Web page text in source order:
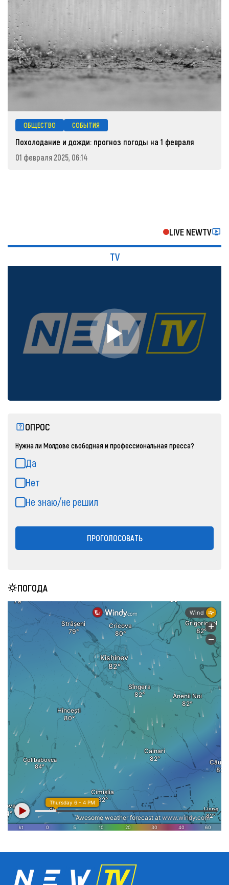
ОБЩЕСТВО СОБЫТИЯ
Похолодание и дожди: прогноз погоды на 1 февраля
01 февраля 2025, 06:14
LIVE NEWTV
TV
ОПРОС
Нужна ли Молдове свободная и профессиональная пресса?
Да
Нет
Не знаю/не решил
ПРОГОЛОСОВАТЬ
ПОГОДА